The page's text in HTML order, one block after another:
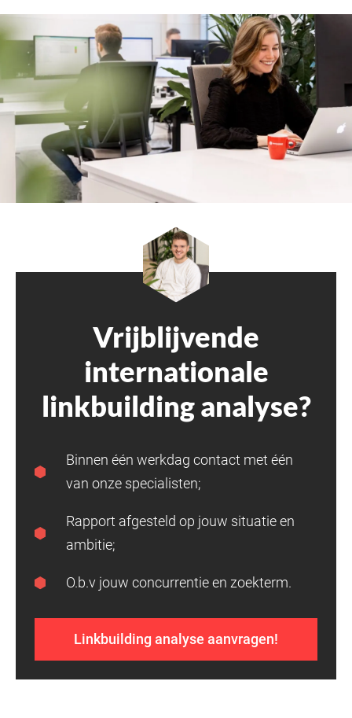
Vrijblijvende
internationale
linkbuilding analyse?
Binnen één werkdag contact met één
van onze specialisten;
Rapport afgesteld op jouw situatie en
ambitie;
O.b.v jouw concurrentie en zoekterm.
Linkbuilding analyse aanvragen!